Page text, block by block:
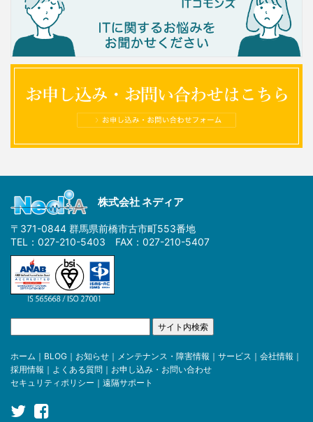
株式会社 ネディア
〒371-0844 群馬県前橋市古市町553番地
TEL：027-210-5403 FAX：027-210-5407
ホーム ｜ BLOG ｜ お知らせ ｜ メンテナンス・障害情報 ｜ サービス ｜ 会社情報 ｜
採用情報 ｜ よくある質問 ｜ お申し込み・お問い合わせ
セキュリティポリシー ｜ 遠隔サポート